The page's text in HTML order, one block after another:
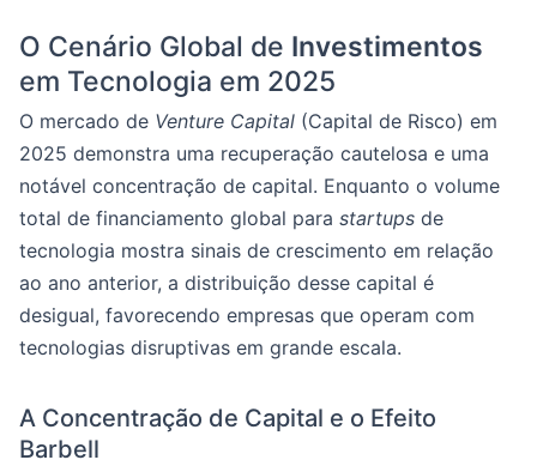
O Cenário Global de Investimentos
em Tecnologia em 2025
O mercado de Venture Capital (Capital de Risco) em
2025 demonstra uma recuperação cautelosa e uma
notável concentração de capital. Enquanto o volume
total de financiamento global para startups de
tecnologia mostra sinais de crescimento em relação
ao ano anterior, a distribuição desse capital é
desigual, favorecendo empresas que operam com
tecnologias disruptivas em grande escala.
A Concentração de Capital e o Efeito
Barbell